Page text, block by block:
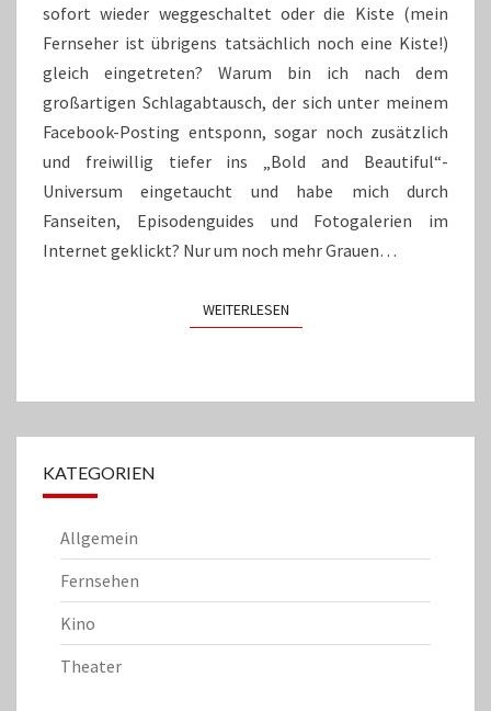
sofort wieder weggeschaltet oder die Kiste (mein
Fernseher ist übrigens tatsächlich noch eine Kiste!)
gleich eingetreten? Warum bin ich nach dem
großartigen Schlagabtausch, der sich unter meinem
Facebook-Posting entsponn, sogar noch zusätzlich
und freiwillig tiefer ins „Bold and Beautiful“-
Universum eingetaucht und habe mich durch
Fanseiten, Episodenguides und Fotogalerien im
Internet geklickt? Nur um noch mehr Grauen…
WEITERLESENWEITERLESEN
KATEGORIEN
Allgemein
Fernsehen
Kino
Theater